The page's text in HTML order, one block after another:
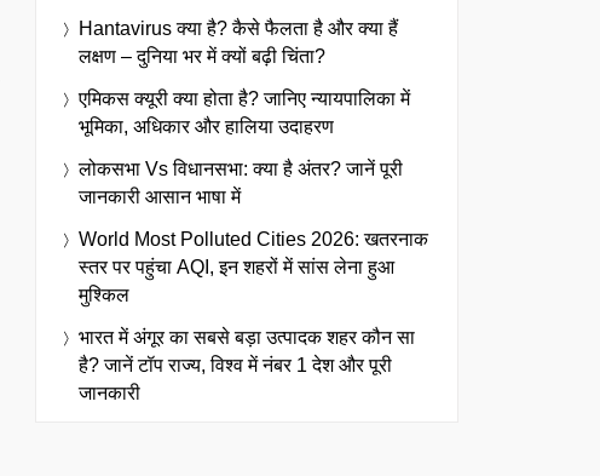
Hantavirus क्या है? कैसे फैलता है और क्या हैं
लक्षण – दुनिया भर में क्यों बढ़ी चिंता?
एमिकस क्यूरी क्या होता है? जानिए न्यायपालिका में
भूमिका, अधिकार और हालिया उदाहरण
लोकसभा Vs विधानसभा: क्या है अंतर? जानें पूरी
जानकारी आसान भाषा में
World Most Polluted Cities 2026: खतरनाक
स्तर पर पहुंचा AQI, इन शहरों में सांस लेना हुआ
मुश्किल
भारत में अंगूर का सबसे बड़ा उत्पादक शहर कौन सा
है? जानें टॉप राज्य, विश्व में नंबर 1 देश और पूरी
जानकारी